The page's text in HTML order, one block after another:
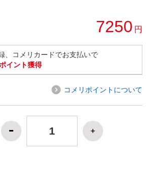
7250 円
、コメリカードでお支払いで
イント獲得
コメリポイントについて